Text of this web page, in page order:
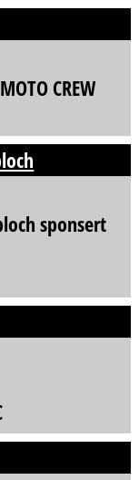
CREW
sponsert